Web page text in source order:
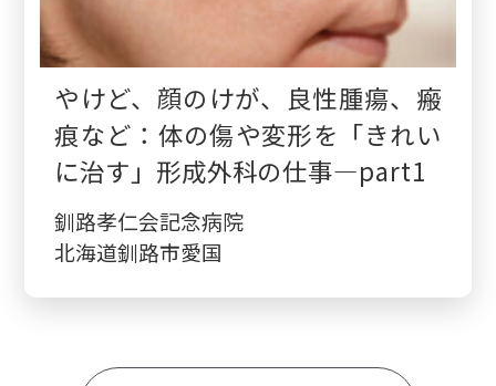
やけど、顔のけが、良性腫瘍、瘢
痕など：体の傷や変形を「きれい
に治す」形成外科の仕事—part1
釧路孝仁会記念病院
北海道釧路市愛国